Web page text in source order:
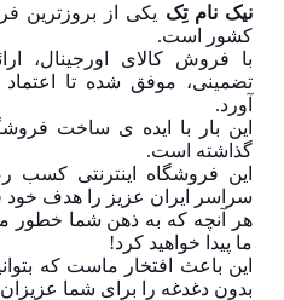
نیک نام تِک یکی از بروزترین
کشور است.
با فروش کالای اورجینال،
تضمینی، موفق شده تا
آورد.
این بار با ایده ی ساخت
گذاشته است.
این فروشگاه اینترنتی کسب
سراسر ایران عزیز را هدف خود
هر آنچه که به ذهن شما خطور
ما پیدا خواهید کرد!
این باعث افتخار ماست که
بدون دغدغه را برای شما